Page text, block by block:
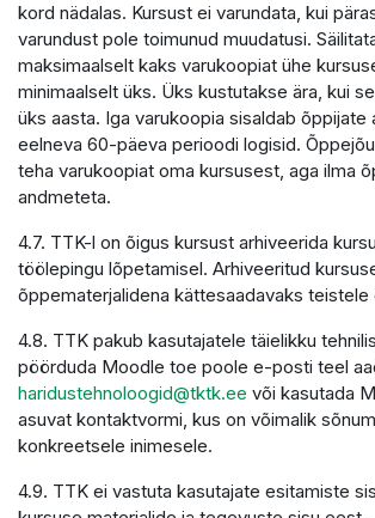
kord nädalas. Kursust ei varundata, kui
varundust pole toimunud muudatusi.
maksimaalselt kaks varukoopiat ühe
minimaalselt üks. Üks kustutakse ära, kui
üks aasta. Iga varukoopia sisaldab õppijate
eelneva 60-päeva perioodi logisid.
teha varukoopiat oma kursusest, aga ilma
andmeteta.
4.7. TTK-l on õigus kursust arhiveerida
töölepingu lõpetamisel. Arhiveeritud
õppematerjalidena kättesaadavaks
4.8. TTK pakub kasutajatele täielikku
pöörduda Moodle toe poole e-posti teel
haridustehnoloogid@tktk.ee või kasutada
asuvat kontaktvormi, kus on võimalik
konkreetsele inimesele.
4.9. TTK ei vastuta kasutajate esitamiste